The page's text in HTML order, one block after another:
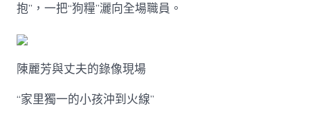
抱”，一把“狗糧”灑向全場職員。
陳麗芳與丈夫的錄像現場
“家里獨一的小孩沖到火線”